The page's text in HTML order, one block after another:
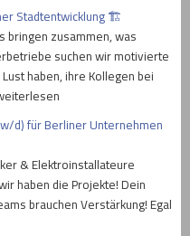
Stadtentwicklung 🏗
bringen zusammen, was
suchen wir motivierte
haben, ihre Kollegen bei
d) für Berliner Unternehmen
& Elektroinstallateure
haben die Projekte! Dein
brauchen Verstärkung! Egal